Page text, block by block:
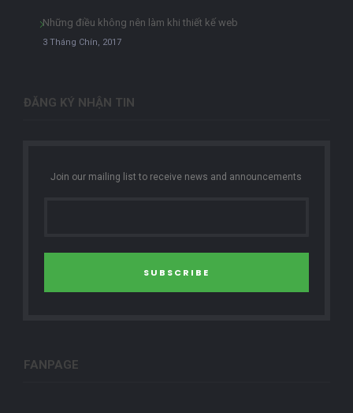
Những điều không nên làm khi thiết kế web
3 Tháng Chín, 2017
ĐĂNG KÝ NHẬN TIN
Join our mailing list to receive news and announcements
SUBSCRIBE
FANPAGE